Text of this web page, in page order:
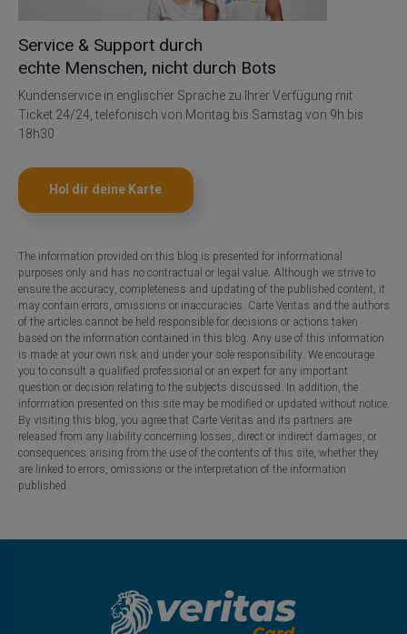
Service & Support durch
echte Menschen, nicht durch Bots
Kundenservice in englischer Sprache zu Ihrer Verfügung mit
Ticket 24/24, telefonisch von Montag bis Samstag von 9h bis
18h30
Hol dir deine Karte
The information provided on this blog is presented for informational
purposes only and has no contractual or legal value. Although we strive to
ensure the accuracy, completeness and updating of the published content, it
may contain errors, omissions or inaccuracies. Carte Veritas and the authors
of the articles cannot be held responsible for decisions or actions taken
based on the information contained in this blog. Any use of this information
is made at your own risk and under your sole responsibility. We encourage
you to consult a qualified professional or an expert for any important
question or decision relating to the subjects discussed. In addition, the
information presented on this site may be modified or updated without notice.
By visiting this blog, you agree that Carte Veritas and its partners are
released from any liability concerning losses, direct or indirect damages, or
consequences arising from the use of the contents of this site, whether they
are linked to errors, omissions or the interpretation of the information
published.